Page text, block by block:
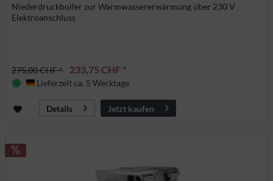
Niederdruckboiler zur Warmwassererwärmung über 230 V
Elektroanschluss
275,00 CHF * 233,75 CHF *
Deutschland
Lieferzeit ca. 5 Werktage
Details Jetzt kaufen